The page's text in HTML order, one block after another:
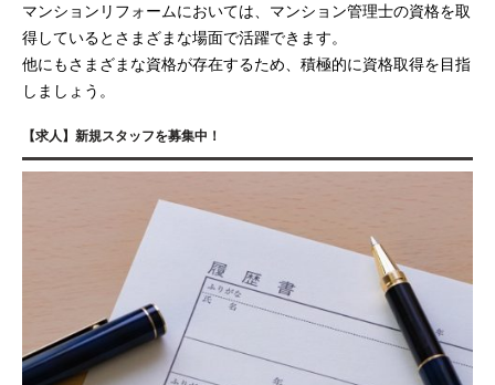
マンションリフォームにおいては、マンション管理士の資格を取
得しているとさまざまな場面で活躍できます。
他にもさまざまな資格が存在するため、積極的に資格取得を目指
しましょう。
【求人】新規スタッフを募集中！